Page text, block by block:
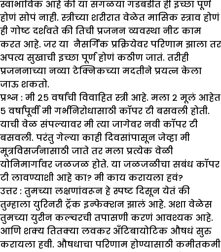
स्वाभाविक आहे की या सगळया गडबडीत ही इच्छा पूर्ण
होणं सोपं नाही. स्त्रीच्या शरीरात वेळेत मासिक स्त्राव होणं
ही गोष्ट दर्शवते की तिची प्रजनन व्यवस्था नीट काम
करत आहे. जर या नैसर्गिक प्रक्रियेवर परिणाम झाला तर
अपत्य सुखाची इच्छा पूर्ण होणं कठीण जातं. तरीही
प्रजननाच्या नव्या टेक्निकच्या मदतीने प्रयत्न केला
जाऊ शकतो.
प्रश्न : मी २५ वर्षांची विवाहित स्त्री आहे. मला २ मूलं आहेत
५ वर्षांपूर्वी मी गर्भनिरोधासाठी कॉपर टी बसवली होती.
याची वेळ संपल्यावर मी त्या जागेवर नवी कॉपर टी
बसवली. परंतु गेल्या काही दिवसांपासून जेव्हा मी
मूत्रविसर्जनासाठी जाते तर मला प्रत्येक वेळी
योनिमार्गावर जळजळ होते. या जळजळीचा सबंध कॉपर
टी लावण्याशी आहे का? मी काय करायला हवं?
उत्तर : तुमच्या लक्षणांवरून हे स्पष्ट दिसून येतं की
तुम्हाला युरिनरी ट्रॅक इन्फेक्शन झालं आहे. अशा वेळेस
तुमच्या युरीन कल्चरची तपासणी करणं आवश्यक आहे.
आणि शक्य तितक्या लवकर अँटिबायोटिक औषधं सुरु
करायला हवी. औषधाचा परिणाम होण्यासाठी कमीतकमी